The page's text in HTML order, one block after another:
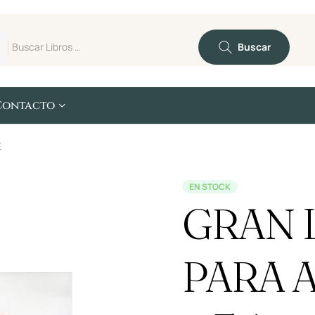
Buscar
EN STOCK
GRAN
PARA